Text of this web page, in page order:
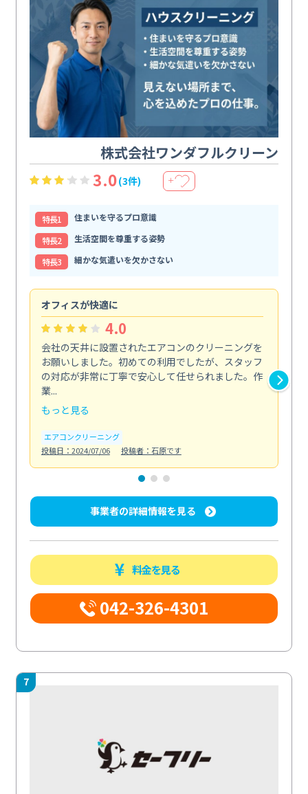
株式会社ワンダフルクリーン
3.0(3件) ＋
特⻑1
住まいを守るプロ意識
特⻑2
生活空間を尊重する姿勢
特⻑3
細かな気遣いを欠かさない
オフィスが快適に
4.0
会社の天井に設置されたエアコンのクリーニングを
お願いしました。初めての利用でしたが、スタッフ
の対応が非常に丁寧で安心して任せられました。作
業...
もっと見る
エアコンクリーニング
投稿日：2024/07/06
投稿者：石原です
事業者の詳細情報を見る
料金を見る
042-326-4301
7